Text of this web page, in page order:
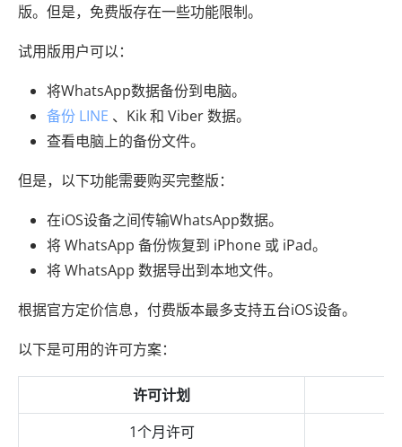
版。但是，免费版存在一些功能限制。
试用版用户可以：
将WhatsApp数据备份到电脑。
备份 LINE 、Kik 和 Viber 数据。
查看电脑上的备份文件。
但是，以下功能需要购买完整版：
在iOS设备之间传输WhatsApp数据。
将 WhatsApp 备份恢复到 iPhone 或 iPad。
将 WhatsApp 数据导出到本地文件。
根据官方定价信息，付费版本最多支持五台iOS设备。
以下是可用的许可方案：
许可计划
1个月许可